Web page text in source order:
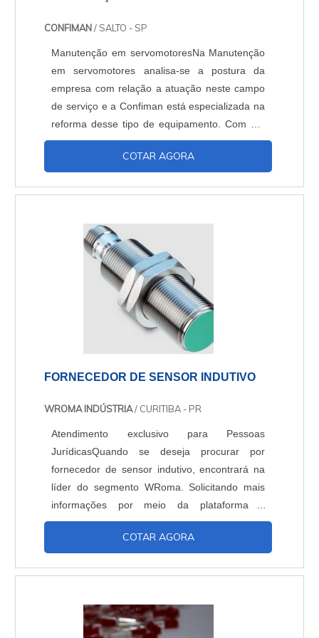
CONFIMAN/ SALTO - SP
Manutenção em servomotoresNa Manutenção
em servomotores analisa-se a postura da
empresa com relação a atuação neste campo
de serviço e a Confiman está especializada na
reforma desse tipo de equipamento. Com um
laboratório especial para a realização de testes
e elaboração de relatórios para os clientes, a
procedimento. Serviço de excelência realizado
experiênci....
COTAR AGORA
FORNECEDOR DE SENSOR INDUTIVO
WROMA INDÚSTRIA/ CURITIBA - PR
Atendimento exclusivo para Pessoas
JurídicasQuando se deseja procurar por
fornecedor de sensor indutivo, encontrará na
líder do segmento WRoma. Solicitando mais
informações por meio da plataforma e
conhecendo a líder do mercado.ALGUNS
DETALHES SOBRE FORNECEDOR DE
fornecedor de sensor indutivo seguro,
Disponibilizando para os clientes sensores e
dispositivos para painéis elétricos, oferecendo
COTAR AGORA